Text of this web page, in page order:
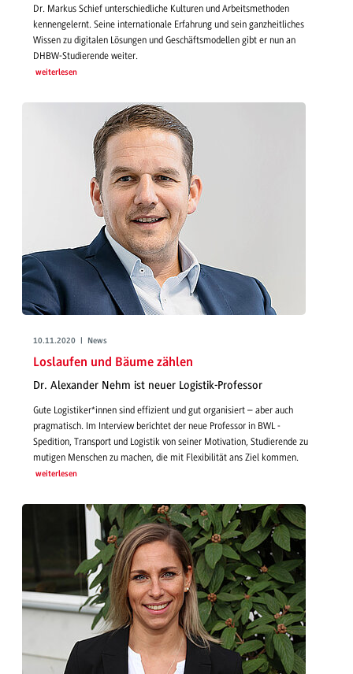
Dr. Markus Schief unterschiedliche Kulturen und Arbeitsmethoden
kennengelernt. Seine internationale Erfahrung und sein ganzheitliches
Wissen zu digitalen Lösungen und Geschäftsmodellen gibt er nun an
DHBW-Studierende weiter.
weiterlesen
10.11.2020 | News
Loslaufen und Bäume zählen
Dr. Alexander Nehm ist neuer Logistik-Professor
Gute Logistiker*innen sind effizient und gut organisiert – aber auch
pragmatisch. Im Interview berichtet der neue Professor in BWL -
Spedition, Transport und Logistik von seiner Motivation, Studierende zu
mutigen Menschen zu machen, die mit Flexibilität ans Ziel kommen.
weiterlesen